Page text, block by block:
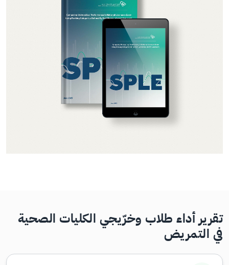
تقرير أداء طلاب وخرّيجي الكليات الصحية
في التمريض